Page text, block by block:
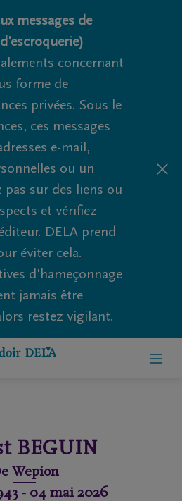
messages de
concernant
forme de
privées. Sous le
ces messages
e-mail,
ou un
pas sur des liens ou
et vérifiez
DELA prend
éviter cela.
d'hameçonnage
jamais être
restez vigilant.
BEGUIN
Wepion
- 04 mai 2026